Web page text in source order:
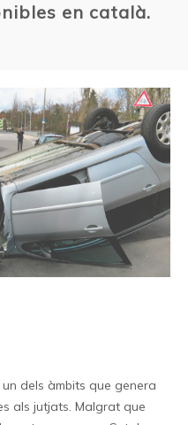
en català.
dels àmbits que genera
als jutjats. Malgrat que